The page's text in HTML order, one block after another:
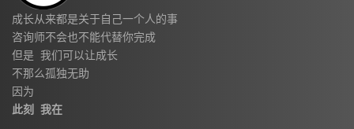
成长从来都是关于自己一个人的事
咨询师不会也不能代替你完成
但是 我们可以让成长
不那么孤独无助
因为
此刻 我在